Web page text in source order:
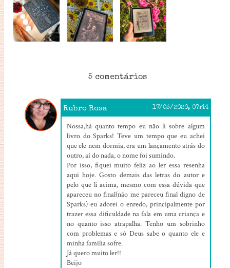
5 comentários
Rubro Rosa 17/03/2020, 07:44
Nossa,há quanto tempo eu não li sobre algum
livro do Sparks! Teve um tempo que eu achei
que ele nem dormia, era um lançamento atrás do
outro, aí do nada, o nome foi sumindo.
Por isso, fiquei muito feliz ao ler essa resenha
aqui hoje. Gosto demais das letras do autor e
pelo que li acima, mesmo com essa dúvida que
apareceu no final(não me pareceu final digno de
Sparks) eu adorei o enredo, principalmente por
trazer essa dificuldade na fala em uma criança e
no quanto isso atrapalha. Tenho um sobrinho
com problemas e só Deus sabe o quanto ele e
minha família sofre.
Já quero muito ler!!
Beijo